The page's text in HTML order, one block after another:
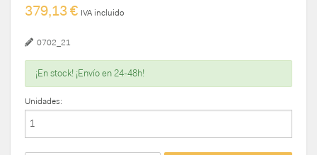
379,13 € IVA incluido
0702_21
¡En stock! ¡Envío en 24-48h!
Unidades: